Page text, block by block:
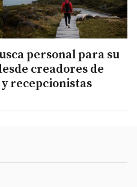
personal para su
creadores de
recepcionistas